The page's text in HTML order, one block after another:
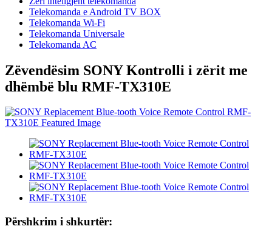
Telekomanda e Android TV BOX
Telekomanda Wi-Fi
Telekomanda Universale
Telekomanda AC
Zëvendësim SONY Kontrolli i zërit me
dhëmbë blu RMF-TX310E
Përshkrim i shkurtër: